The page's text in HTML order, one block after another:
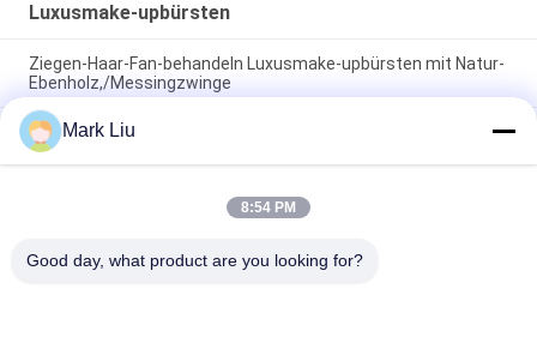
Luxusmake-upbürsten
Ziegen-Haar-Fan-behandeln Luxusmake-upbürsten mit Natur-
Ebenholz,/Messingzwinge
Abgeschrägte Pulvermake-upluxusbürste mit dem
Überraschen des weichen und dichten dunkelbraunen XGF-
Ziegen-Haares
Luxuskünstler-Grundlagen-Bürste mit dem ultra deluxen
Mark Liu
8:54 PM
Good day, what product are you looking for?